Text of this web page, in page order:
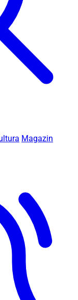
Magazin